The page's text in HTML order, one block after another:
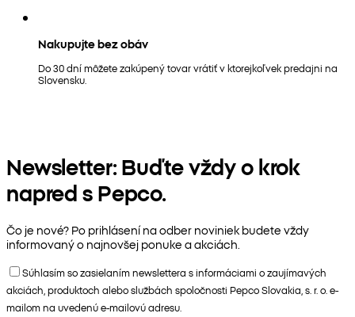
Nakupujte bez obáv
Do 30 dní môžete zakúpený tovar vrátiť v ktorejkoľvek predajni na
Slovensku.
Newsletter: Buďte vždy o krok
napred s Pepco.
Čo je nové? Po prihlásení na odber noviniek budete vždy
informovaný o najnovšej ponuke a akciách.
Súhlasím so zasielaním newslettera s informáciami o zaujímavých
akciách, produktoch alebo službách spoločnosti Pepco Slovakia, s. r. o. e-
mailom na uvedenú e-mailovú adresu.